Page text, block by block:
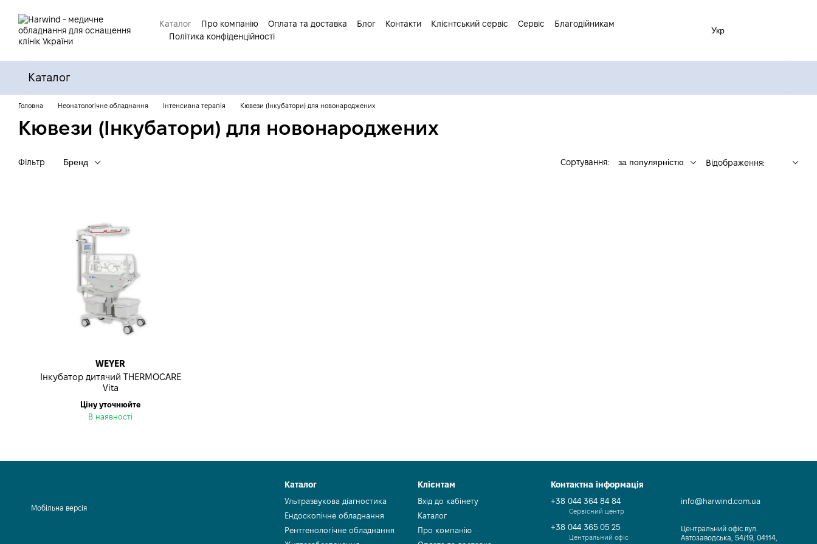
Каталог
Про компанію Оплата та доставка Блог Контакти Клієнтський сервіс Сервіс
Благодійникам
Політика конфіденційності
Укр
Каталог
Головна Неонатологічне обладнання Інтенсивна терапія Кювези (Інкубатори) для новонароджених
Кювези (Інкубатори) для новонароджених
Фільтр Бренд Сортування: за популярністю Відображення:
WEYER
Iнкубатор дитячий THERMOCARE
Vita
Ціну уточнюйте
В наявності
Мобільна версія
Каталог
Ультразвукова діагностика
Ендоскопічне обладнання
Рентгенологічне обладнання
Клієнтам
Вхід до кабінету
Каталог
Про компанію
Контактна інформація
+38 044 364 84 84
Сервісний центр
+38 044 365 05 25
Центральний офіс
info@harwind.com.ua
Центральний офіс вул.
Автозаводська, 54/19, 04114,